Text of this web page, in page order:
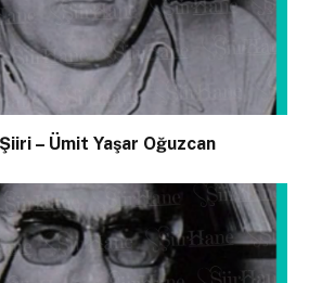
– Ümit Yaşar Oğuzcan